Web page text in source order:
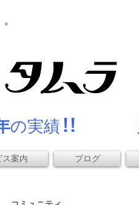
の実績 ! !
ス案内 ブログ